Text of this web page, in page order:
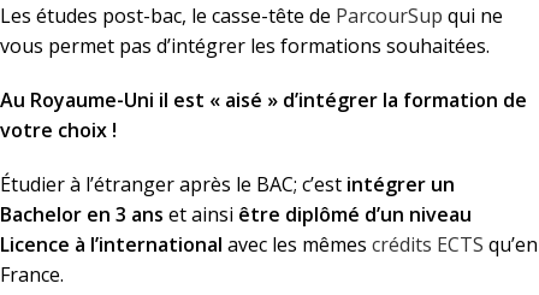
Les études post-bac, le casse-tête de ParcourSup qui ne
vous permet pas d’intégrer les formations souhaitées.
Au Royaume-Uni il est « aisé » d’intégrer la formation de
votre choix !
Étudier à l’étranger après le BAC; c’est intégrer un
Bachelor en 3 ans et ainsi être diplômé d’un niveau
Licence à l’international avec les mêmes crédits ECTS qu’en
France.